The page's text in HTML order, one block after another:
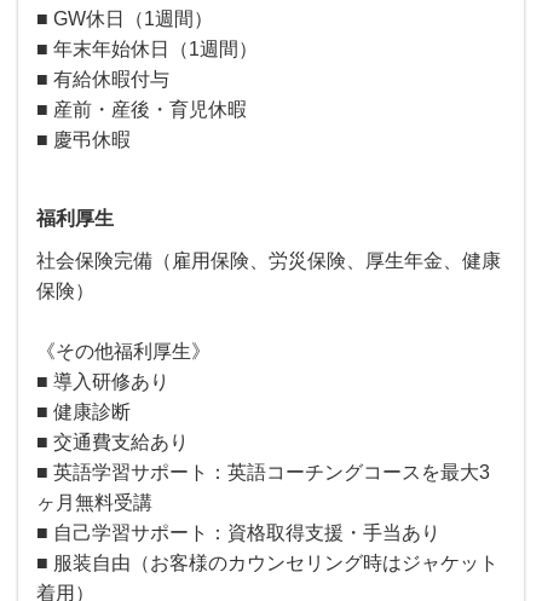
■ GW休日（1週間）
■ 年末年始休日（1週間）
■ 有給休暇付与
■ 産前・産後・育児休暇
■ 慶弔休暇
福利厚生
社会保険完備（雇用保険、労災保険、厚生年金、健康
保険）
《その他福利厚生》
■ 導入研修あり
■ 健康診断
■ 交通費支給あり
■ 英語学習サポート：英語コーチングコースを最大3
ヶ月無料受講
■ 自己学習サポート：資格取得支援・手当あり
■ 服装自由（お客様のカウンセリング時はジャケット
着用）